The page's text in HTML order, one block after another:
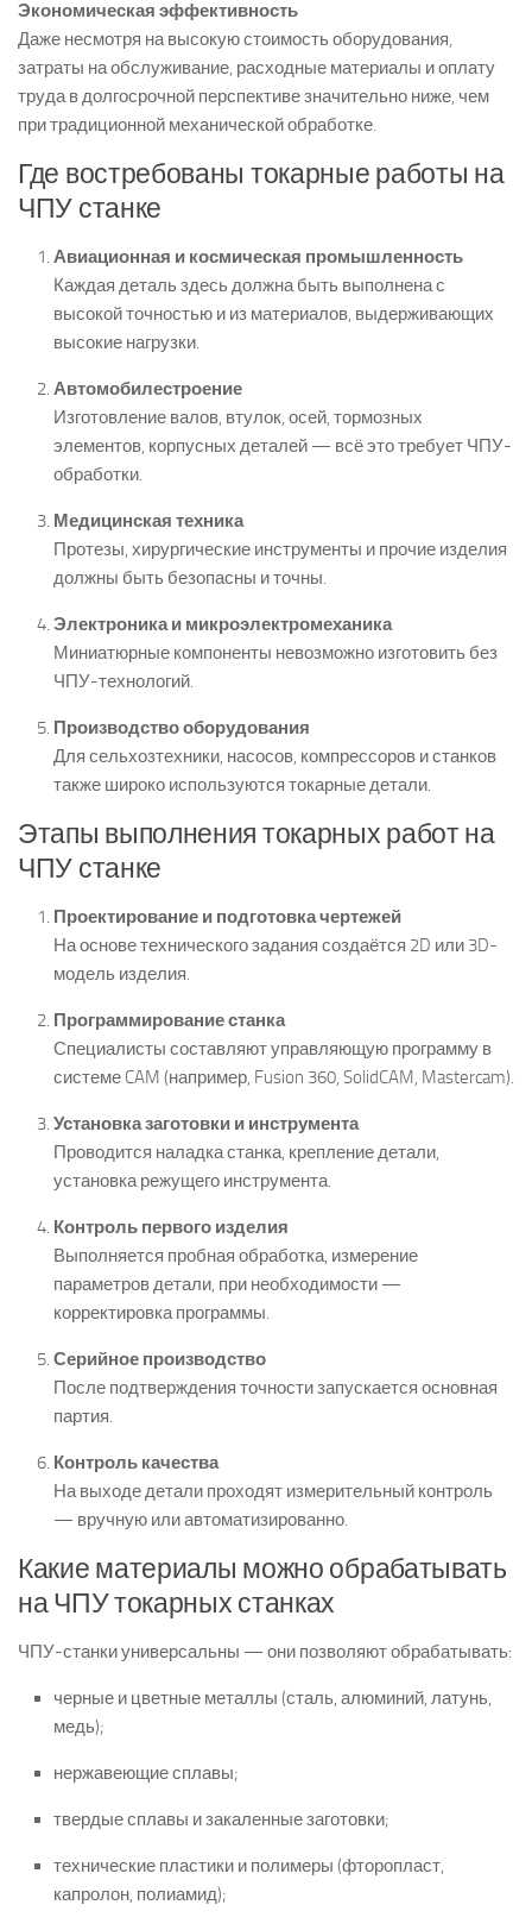
Экономическая эффективность
Даже несмотря на высокую стоимость оборудования,
затраты на обслуживание, расходные материалы и оплату
труда в долгосрочной перспективе значительно ниже, чем
при традиционной механической обработке.
Где востребованы токарные работы на
ЧПУ станке
Авиационная и космическая промышленность
Каждая деталь здесь должна быть выполнена с
высокой точностью и из материалов, выдерживающих
высокие нагрузки.
Автомобилестроение
Изготовление валов, втулок, осей, тормозных
элементов, корпусных деталей — всё это требует ЧПУ-
обработки.
Медицинская техника
Протезы, хирургические инструменты и прочие изделия
должны быть безопасны и точны.
Электроника и микроэлектромеханика
Миниатюрные компоненты невозможно изготовить без
ЧПУ-технологий.
Производство оборудования
Для сельхозтехники, насосов, компрессоров и станков
также широко используются токарные детали.
Этапы выполнения токарных работ на
ЧПУ станке
Проектирование и подготовка чертежей
На основе технического задания создаётся 2D или 3D-
модель изделия.
Программирование станка
Специалисты составляют управляющую программу в
системе CAM (например, Fusion 360, SolidCAM, Mastercam).
Установка заготовки и инструмента
Проводится наладка станка, крепление детали,
установка режущего инструмента.
Контроль первого изделия
Выполняется пробная обработка, измерение
параметров детали, при необходимости —
корректировка программы.
Серийное производство
После подтверждения точности запускается основная
партия.
Контроль качества
На выходе детали проходят измерительный контроль
— вручную или автоматизированно.
Какие материалы можно обрабатывать
на ЧПУ токарных станках
ЧПУ-станки универсальны — они позволяют обрабатывать:
черные и цветные металлы (сталь, алюминий, латунь,
медь);
нержавеющие сплавы;
твердые сплавы и закаленные заготовки;
технические пластики и полимеры (фторопласт,
капролон, полиамид);